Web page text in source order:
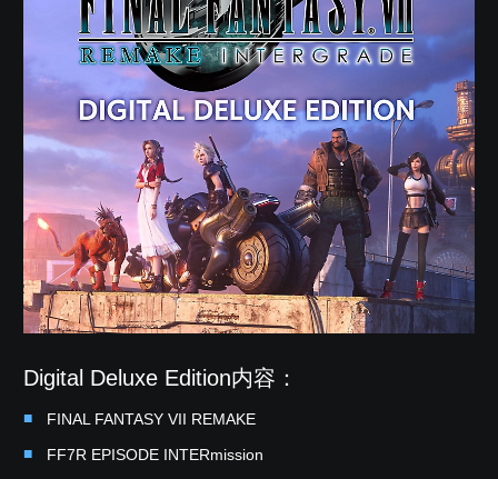
Digital Deluxe Edition内容：
FINAL FANTASY VII REMAKE
FF7R EPISODE INTERmission